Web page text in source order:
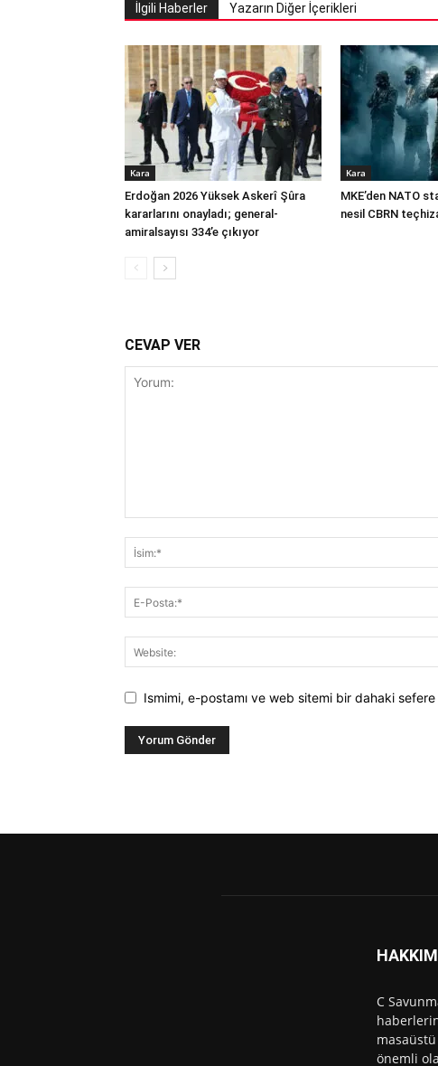
İlgili Haberler Yazarın Diğer İçerikleri
Kara
Erdoğan 2026 Yüksek Askerî Şûra
kararlarını onayladı; general-
amiralsayısı 334’e çıkıyor
Kara
MKE’den NATO
nesil CBRN
CEVAP VER
Ismimi, e-postamı ve web sitemi bir dahaki
C
önemli